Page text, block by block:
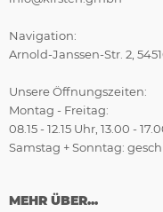
Navigation:
Arnold-Janssen-Str. 2,
Unsere Öffnungszeiten:
Montag - Freitag:
08.15 - 12.15 Uhr, 13.00 -
Samstag + Sonntag:
MEHR ÜBER...